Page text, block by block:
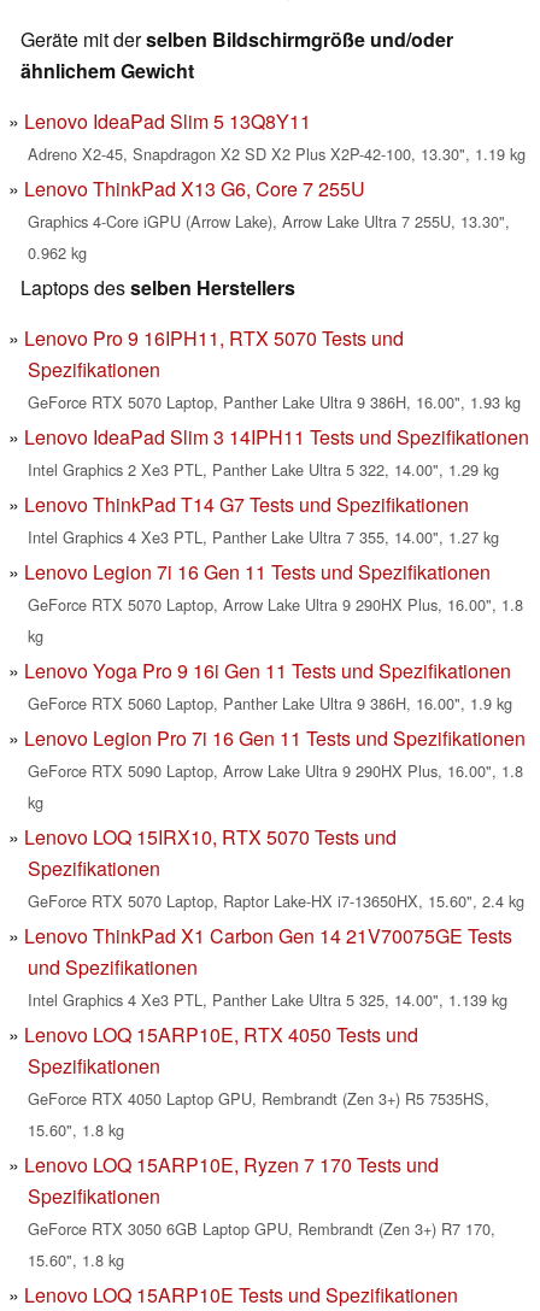
Geräte mit derselben Bildschirmgröße und/oder
ähnlichem Gewicht
Lenovo IdeaPad Slim 5 13Q8Y11
Adreno X2-45, Snapdragon X2 SD X2 Plus X2P-42-100, 13.30", 1.19 kg
Lenovo ThinkPad X13 G6, Core 7 255U
Graphics 4-Core iGPU (Arrow Lake), Arrow Lake Ultra 7 255U, 13.30",
0.962 kg
Laptops desselben Herstellers
Lenovo Pro 9 16IPH11, RTX 5070 Tests und
Spezifikationen
GeForce RTX 5070 Laptop, Panther Lake Ultra 9 386H, 16.00", 1.93 kg
Lenovo IdeaPad Slim 3 14IPH11 Tests und Spezifikationen
Intel Graphics 2 Xe3 PTL, Panther Lake Ultra 5 322, 14.00", 1.29 kg
Lenovo ThinkPad T14 G7 Tests und Spezifikationen
Intel Graphics 4 Xe3 PTL, Panther Lake Ultra 7 355, 14.00", 1.27 kg
Lenovo Legion 7i 16 Gen 11 Tests und Spezifikationen
GeForce RTX 5070 Laptop, Arrow Lake Ultra 9 290HX Plus, 16.00", 1.8
kg
Lenovo Yoga Pro 9 16i Gen 11 Tests und Spezifikationen
GeForce RTX 5060 Laptop, Panther Lake Ultra 9 386H, 16.00", 1.9 kg
Lenovo Legion Pro 7i 16 Gen 11 Tests und Spezifikationen
GeForce RTX 5090 Laptop, Arrow Lake Ultra 9 290HX Plus, 16.00", 1.8
kg
Lenovo LOQ 15IRX10, RTX 5070 Tests und
Spezifikationen
GeForce RTX 5070 Laptop, Raptor Lake-HX i7-13650HX, 15.60", 2.4 kg
Lenovo ThinkPad X1 Carbon Gen 14 21V70075GE Tests
und Spezifikationen
Intel Graphics 4 Xe3 PTL, Panther Lake Ultra 5 325, 14.00", 1.139 kg
Lenovo LOQ 15ARP10E, RTX 4050 Tests und
Spezifikationen
GeForce RTX 4050 Laptop GPU, Rembrandt (Zen 3+) R5 7535HS,
15.60", 1.8 kg
Lenovo LOQ 15ARP10E, Ryzen 7 170 Tests und
Spezifikationen
GeForce RTX 3050 6GB Laptop GPU, Rembrandt (Zen 3+) R7 170,
15.60", 1.8 kg
Lenovo LOQ 15ARP10E Tests und Spezifikationen